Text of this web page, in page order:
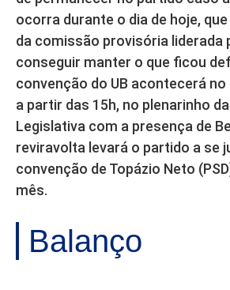
ocorra durante o dia de hoje,
da comissão provisória liderada
conseguir manter o que ficou
convenção do UB acontecerá
a partir das 15h, no plenarinho
Legislativa com a presença de
reviravolta levará o partido a se
convenção de Topázio Neto
mês.
Balanço